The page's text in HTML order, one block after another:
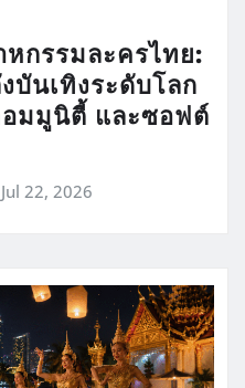
หกรรมละครไทย:
บันเทิงระดับโลก
มมูนิตี้ และซอฟต์
Jul 22, 2026